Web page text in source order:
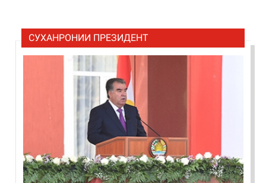
СУХАНРОНИИ ПРЕЗИДЕНТ